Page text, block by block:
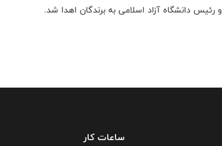
دانشگاه آزاد اسلامی به برندگان اهدا شد.
ساعات کار